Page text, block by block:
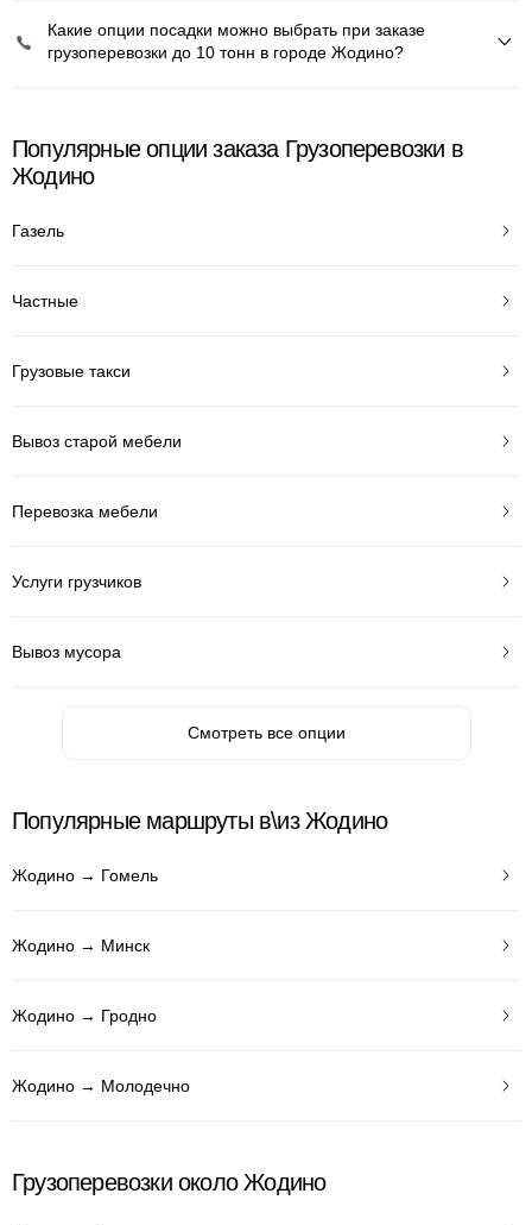
Какие опции посадки можно выбрать при заказе
грузоперевозки до 10 тонн в городе Жодино?
Популярные опции заказа Грузоперевозки в
Жодино
Газель
Частные
Грузовые такси
Вывоз старой мебели
Перевозка мебели
Услуги грузчиков
Вывоз мусора
Смотреть все опции
Популярные маршруты в\из Жодино
Жодино → Гомель
Жодино → Минск
Жодино → Гродно
Жодино → Молодечно
Грузоперевозки около Жодино